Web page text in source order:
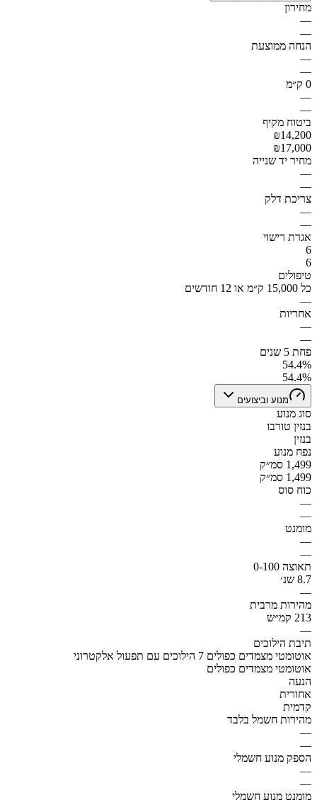
מחירון
—
—
הנחה ממוצעת
—
—
0 ק״מ
—
—
ביטוח מקיף
₪14,200
₪17,000
מחיר יד שנייה
—
—
צריכת דלק
—
—
אגרת רישוי
6
6
טיפולים
כל 15,000 ק״מ או 12 חודשים
—
אחריות
—
—
פחת 5 שנים
54.4%
54.4%
מנוע וביצועים
סוג מנוע
בנזין טורבו
בנזין
נפח מנוע
1,499 סמ״ק
1,499 סמ״ק
כוח סוס
—
—
מומנט
—
—
תאוצה 0-100
8.7 שנ׳
—
מהירות מרבית
213 קמ״ש
—
תיבת הילוכים
אוטומטי מצמדים כפולים 7 הילוכים עם תפעול אלקטרוני
אוטומטי מצמדים כפולים
הנעה
אחורית
קדמית
מהירות חשמל בלבד
—
—
הספק מנוע חשמלי
—
—
מומנט מנוע חשמלי